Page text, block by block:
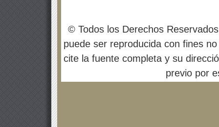
© Todos los Derechos
puede ser reproducida con fines
cite la fuente completa y su
previo por